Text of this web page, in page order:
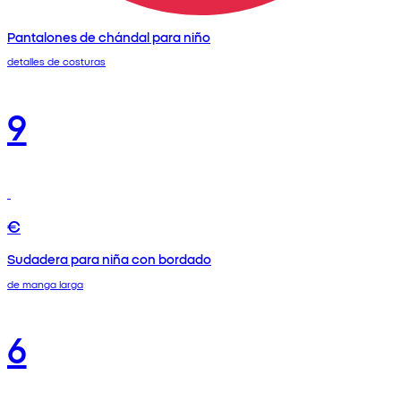
Pantalones de chándal para niño
detalles de costuras
9
€
Sudadera para niña con bordado
de manga larga
6